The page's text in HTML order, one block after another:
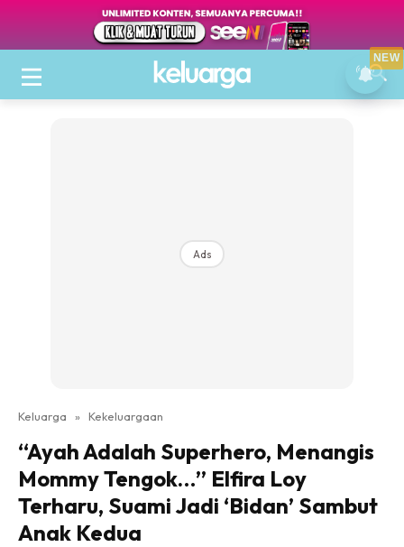
Ads
Keluarga » Kekeluargaan
“Ayah Adalah Superhero, Menangis
Mommy Tengok…” Elfira Loy
Terharu, Suami Jadi ‘Bidan’ Sambut
Anak Kedua
NEW